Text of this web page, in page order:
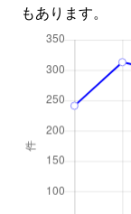
もあります。